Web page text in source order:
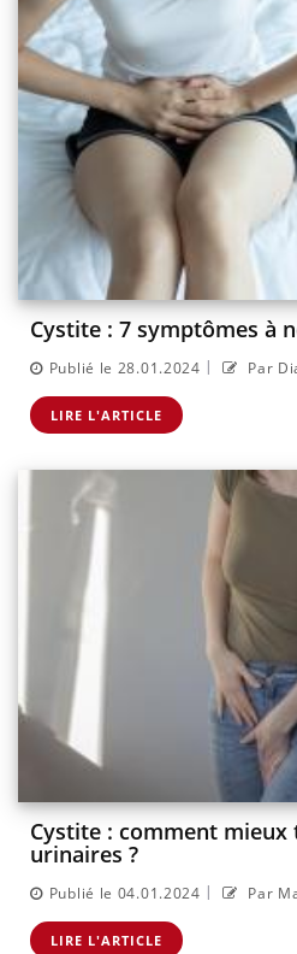
Cystite : 7 symptômes à
Publié le 28.01.2024 | Par
LIRE L'ARTICLE
Cystite : comment
urinaires ?
Publié le 04.01.2024 | Par
LIRE L'ARTICLE